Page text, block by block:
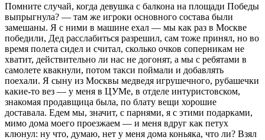
Помните случай, когда девушка с балкона на площади Победы
выпрыгнула? — там же игроки основного состава были
замешаны. Я с ними в машине ехал — мы как раз в Москве
победили, Дед расслабиться разрешил, сам тоже принял, но во
время полета сидел и считал, сколько очков соперникам не
хватит, действительно ли нас не догонят, а мы с ребятами в
самолете квакнули, потом такси поймали и добавлять
поехали. Я сыну из Москвы медведя игрушечного, рубашечки
какие-то вез — у меня в ЦУМе, в отделе интуристовском,
знакомая продавщица была, по блату вещи хорошие
доставала. Едем мы, значит, с парнями, я с этими подарками,
мимо дома моего проезжаем — и меня вдруг как петух
клюнул: ну что, думаю, нет у меня дома коньяка, что ли? Взял